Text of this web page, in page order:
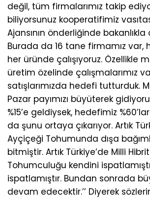
değil, tüm firmalarımız takip
biliyorsunuz kooperatifimiz
Ajansının önderliğinde bakanlıkla
Burada da 16 tane firmamız var,
her üründe çalışıyoruz. Özellikle
üretim özelinde çalışmalarımız
satışlarımızda hedefi tutturduk.
Pazar payımızı büyüterek
%15’e geldiysek, hedefimiz
da şunu ortaya çıkarıyor. Artık
Ayçiçeği Tohumunda dışa
bitmiştir. Artık Türkiye’de Milli
Tohumculuğu kendini
ispatlamıştır. Bundan sonrada
devam edecektir.’’ Diyerek